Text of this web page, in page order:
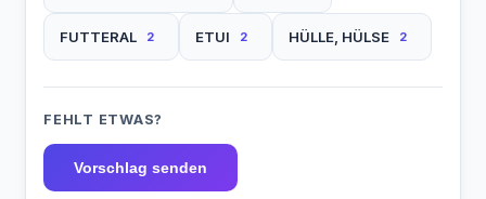
FUTTERAL 2 ETUI 2 HÜLLE, HÜLSE 2
FEHLT ETWAS?
Vorschlag senden